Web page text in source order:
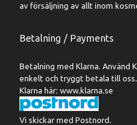
av försäljning av allt inom
Betalning / Payments
Betalning med Klarna. Använd
enkelt och tryggt betala till
Klarna här: www.klarna.se
Vi skickar med Postnord.